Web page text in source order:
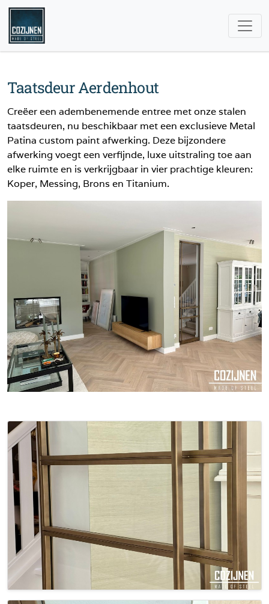
Taatsdeur Aerdenhout
Creëer een adembenemende entree met onze stalen
taatsdeuren, nu beschikbaar met een exclusieve Metal
Patina custom paint afwerking. Deze bijzondere
afwerking voegt een verfijnde, luxe uitstraling toe aan
elke ruimte en is verkrijgbaar in vier prachtige kleuren:
Koper, Messing, Brons en Titanium.